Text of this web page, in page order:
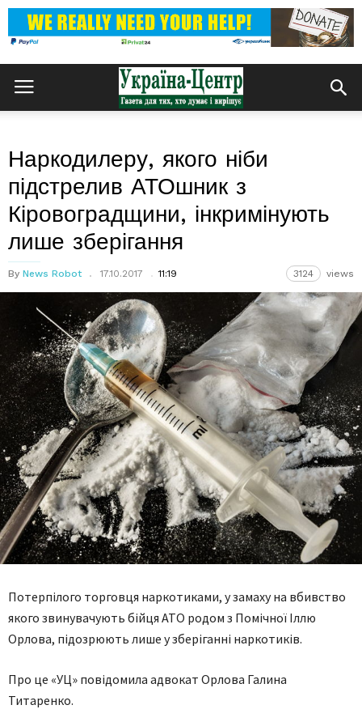
Наркодилеру, якого ніби
підстрелив АТОшник з
Кіровоградщини, інкримінують
лише зберігання
By News Robot 17.10.2017 11:19 3124 views
Потерпілого торговця наркотиками, у замаху на вбивство
якого звинувачують бійця АТО родом з Помічної Іллю
Орлова, підозрюють лише у зберіганні наркотиків.
Про це «УЦ» повідомила адвокат Орлова Галина
Титаренко.